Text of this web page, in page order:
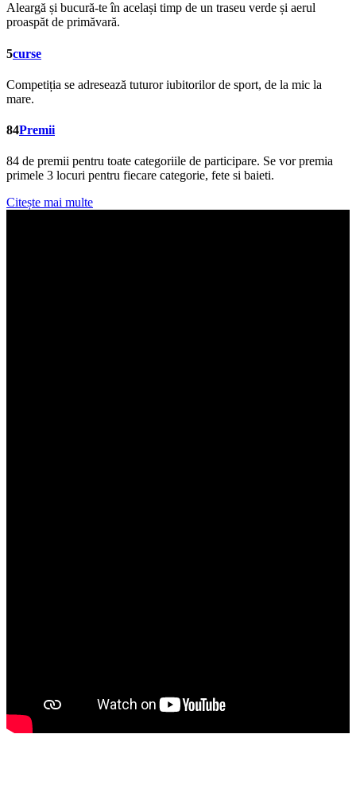
Aleargă și bucură-te în același timp de un traseu verde și aerul
proaspăt de primăvară.
curse
Competiția se adresează tuturor iubitorilor de sport, de la mic la
mare.
Premii
84 de premii pentru toate categoriile de participare. Se vor premia
primele 3 locuri pentru fiecare categorie, fete si baieti.
Citește mai multe